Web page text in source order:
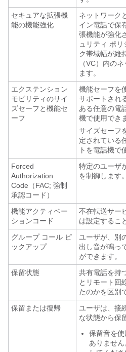
セキュアな拡張機
能の機能強化
ネットワーク
イン電話で保
張機能が強化
ュリティ ポ
ク帯域幅が維
（VC）内の
ます。
エクステンション
モビリティのサイ
ズセーフと機能セ
ーフ
機能セーフを
サポートされ
ある任意の電
機で使用でき
サイズセーフ
定されている
トを電話機で
Forced
Authorization
Code（FAC; 強制
承認コード）
特定のユーザ
を制御します。
機能アクティベー
ションコード
不在転送サー
は設定するこ
グループ コール ピ
ックアップ
ユーザが、別
出し音が鳴っ
ができます。
保留状態
共有電話を持
とリモート回
たのかを区別
保留または復帰
ユーザは、接
な状態から保
保留音を
ありませ